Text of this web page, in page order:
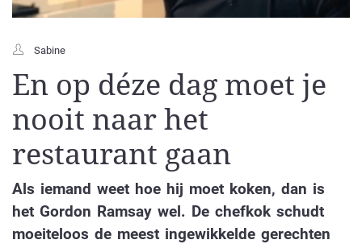
Sabine
En op déze dag moet je
nooit naar het
restaurant gaan
Als iemand weet hoe hij moet koken, dan is
het Gordon Ramsay wel. De chefkok schudt
moeiteloos de meest ingewikkelde gerechten